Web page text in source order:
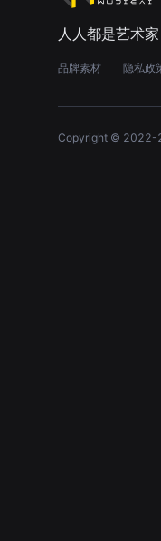
人人都是艺术家
品牌素材 隐私政
Copyright © 2022-